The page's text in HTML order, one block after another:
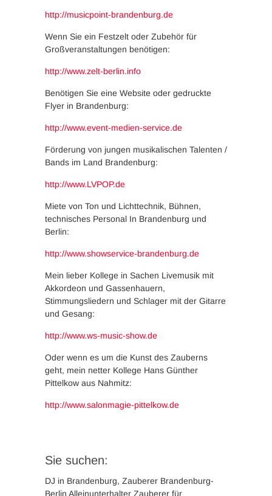
http://musicpoint-brandenburg.de
Wenn Sie ein Festzelt oder Zubehör für
Großveranstaltungen benötigen:
http://www.zelt-berlin.info
Benötigen Sie eine Website oder gedruckte
Flyer in Brandenburg:
http://www.event-medien-service.de
Förderung von jungen musikalischen Talenten /
Bands im Land Brandenburg:
http://www.LVPOP.de
Miete von Ton und Lichttechnik, Bühnen,
technisches Personal In Brandenburg und
Berlin:
http://www.showservice-brandenburg.de
Mein lieber Kollege in Sachen Livemusik mit
Akkordeon und Gassenhauern,
Stimmungsliedern und Schlager mit der Gitarre
und Gesang:
http://www.ws-music-show.de
Oder wenn es um die Kunst des Zauberns
geht, mein netter Kollege Hans Günther
Pittelkow aus Nahmitz:
http://www.salonmagie-pittelkow.de
Sie suchen:
DJ in Brandenburg, Zauberer Brandenburg-
Berlin Alleinunterhalter Zauberer für